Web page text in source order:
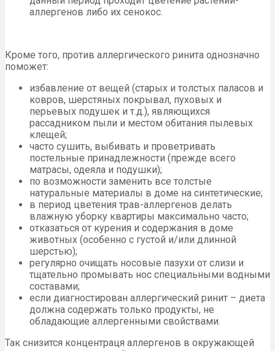
аллергенов либо их сенокос.
Кроме того, против аллергического ринита однозначно
поможет:
избавление от вещей (старых и толстых паласов и
ковров, шерстяных покрывал, пуховых и
перьевых подушек и т.д.), являющихся
рассадником пыли и местом обитания пылевых
клещей;
часто сушить, выбивать и проветривать
постельные принадлежности (прежде всего
матрасы, одеяла и подушки);
по возможности заменить все толстые
натуральные материалы в доме на синтетические;
в период цветения трав-аллергенов делать
влажную уборку квартиры максимально часто;
отказаться от курения и содержания в доме
животных (особенно с густой и/или длинной
шерстью);
регулярно очищать носовые пазухи от слизи и
тщательно промывать нос специальными водными
составами;
если диагностирован аллергический ринит – диета
должна содержать только продукты, не
обладающие аллергенными свойствами.
Так снизится концентраця аллергенов в окружающей